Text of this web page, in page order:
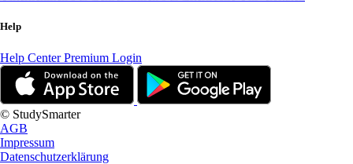
Help
Help CenterPremium Login
© StudySmarter
AGB
Impressum
Datenschutzerklärung